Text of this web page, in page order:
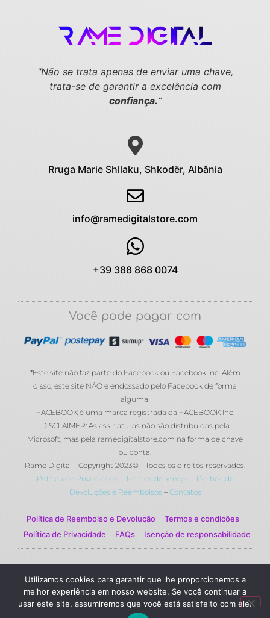
"Não se trata apenas de enviar uma chave,
trata-se de garantir a excelência com
confiança.“
Rruga Marie Shllaku, Shkodër, Albânia
info@ramedigitalstore.com
+39 388 868 0074
Você pode pagar com
*Este site não faz parte do Facebook ou Facebook Inc. Além
disso, este site NÃO é endossado pelo Facebook de forma
alguma.
FACEBOOK é uma marca registrada da FACEBOOK Inc.
DISCLAIMER: As assinaturas não são distribuídas pela
Microsoft, mas pela ramedigitalstore.com na forma de chave
ou conta.
Rame Digital - Copyright 2023© - Todos os direitos reservados.
Política de Privacidade– Termos de serviço– Política de
Devoluções e Reembolsos– Contatos
Política de Reembolso e Devolução
Termos e condicões
Política de Privacidade
FAQs Isenção de responsabilidade
direitos reservados.
Utilizamos cookies para garantir que lhe proporcionemos a
melhor experiência em nosso website. Se você continuar a
usar este site, assumiremos que você está satisfeito com ele.